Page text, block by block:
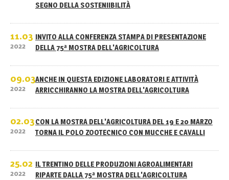
SEGNO DELLA SOSTENIIBILITÀ
11.03
2022
INVITO ALLA CONFERENZA STAMPA DI PRESENTAZIONE
DELLA 75ª MOSTRA DELL'AGRICOLTURA
09.03
2022
ANCHE IN QUESTA EDIZIONE LABORATORI E ATTIVITÀ
ARRICCHIRANNO LA MOSTRA DELL'AGRICOLTURA
02.03
2022
CON LA MOSTRA DELL'AGRICOLTURA DEL 19 E 20 MARZO
TORNA IL POLO ZOOTECNICO CON MUCCHE E CAVALLI
25.02
2022
IL TRENTINO DELLE PRODUZIONI AGROALIMENTARI
RIPARTE DALLA 75ª MOSTRA DELL'AGRICOLTURA